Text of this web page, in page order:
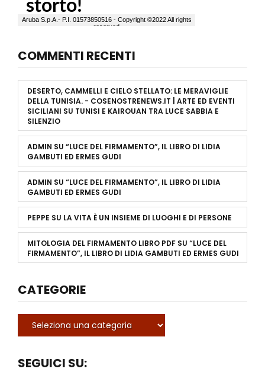
COMMENTI RECENTI
DESERTO, CAMMELLI E CIELO STELLATO: LE MERAVIGLIE
DELLA TUNISIA. - COSENOSTRENEWS.IT | ARTE ED EVENTI
SICILIANI SU TUNISI E KAIROUAN TRA LUCE SABBIA E
SILENZIO
ADMIN SU “LUCE DEL FIRMAMENTO”, IL LIBRO DI LIDIA
GAMBUTI ED ERMES GUDI
ADMIN SU “LUCE DEL FIRMAMENTO”, IL LIBRO DI LIDIA
GAMBUTI ED ERMES GUDI
PEPPE SU LA VITA È UN INSIEME DI LUOGHI E DI PERSONE
MITOLOGIA DEL FIRMAMENTO LIBRO PDF SU “LUCE DEL
FIRMAMENTO”, IL LIBRO DI LIDIA GAMBUTI ED ERMES GUDI
CATEGORIE
SEGUICI SU: